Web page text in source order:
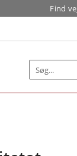
Find vej